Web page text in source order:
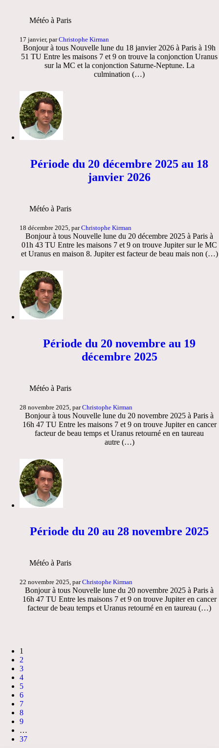
Météo à Paris
17 janvier, parChristophe Kirman
Bonjour à tous Nouvelle lune du 18 janvier 2026 à Paris à 19h
51 TU Entre les maisons 7 et 9 on trouve la conjonction Uranus
sur la MC et la conjonction Saturne-Neptune. La
culmination (…)
Période du 20 décembre 2025 au 18
janvier 2026
Météo à Paris
18 décembre 2025, parChristophe Kirman
Bonjour à tous Nouvelle lune du 20 décembre 2025 à Paris à
01h 43 TU Entre les maisons 7 et 9 on trouve Jupiter sur le MC
et Uranus en maison 8. Jupiter est facteur de beau mais non (…)
Période du 20 novembre au 19
décembre 2025
Météo à Paris
28 novembre 2025, parChristophe Kirman
Bonjour à tous Nouvelle lune du 20 novembre 2025 à Paris à
16h 47 TU Entre les maisons 7 et 9 on trouve Jupiter en cancer
facteur de beau temps et Uranus retourné en en taureau
autre (…)
Période du 20 au 28 novembre 2025
Météo à Paris
22 novembre 2025, parChristophe Kirman
Bonjour à tous Nouvelle lune du 20 novembre 2025 à Paris à
16h 47 TU Entre les maisons 7 et 9 on trouve Jupiter en cancer
facteur de beau temps et Uranus retourné en en taureau (…)
1
2
3
4
5
6
7
8
9
…
37